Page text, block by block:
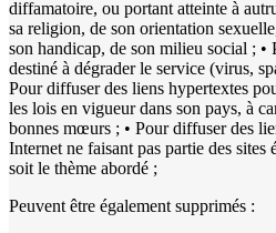
diffamatoire, ou portant atteinte à
sa religion, de son orientation
son handicap, de son milieu social ; •
destiné à dégrader le service (virus,
Pour diffuser des liens hypertextes
les lois en vigueur dans son pays, à
bonnes mœurs ; • Pour diffuser des
Internet ne faisant pas partie des sites
soit le thème abordé ;
Peuvent être également supprimés :